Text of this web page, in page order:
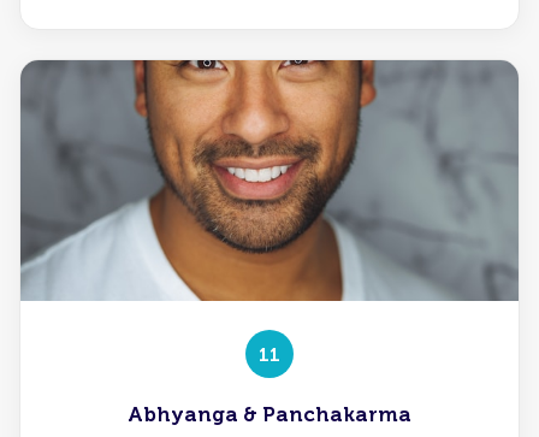
11
Abhyanga & Panchakarma